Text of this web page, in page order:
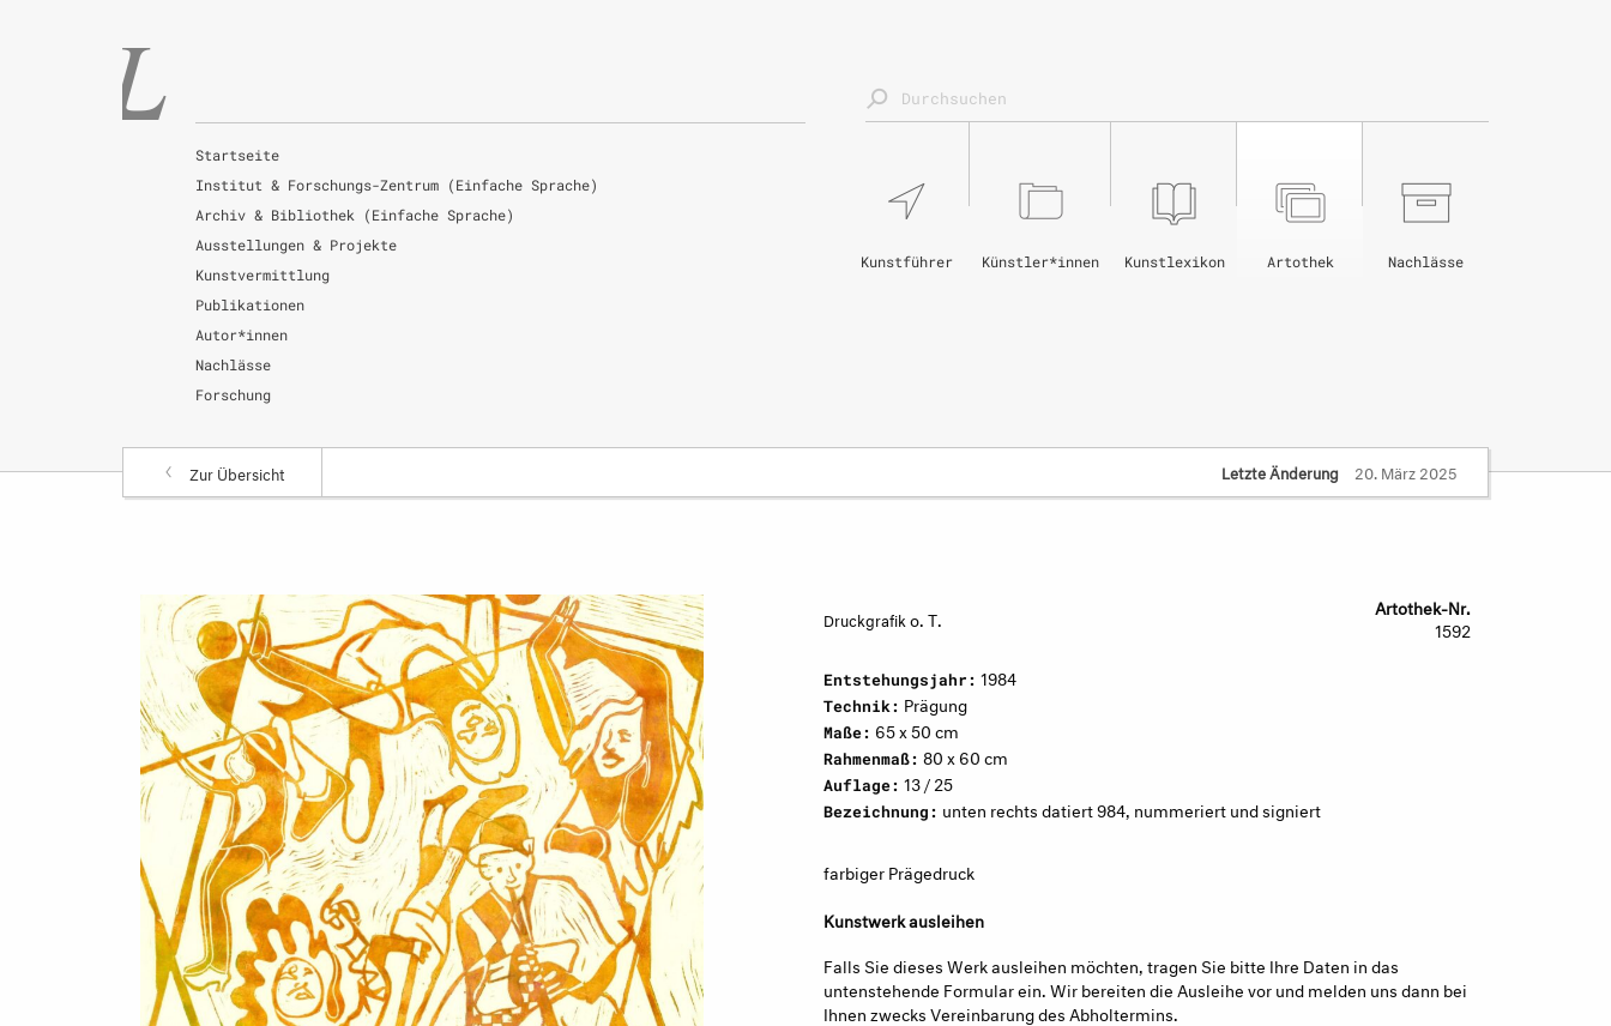
Startseite
Institut & Forschungs-Zentrum (Einfache Sprache)
Archiv & Bibliothek (Einfache Sprache)
Ausstellungen & Projekte
Kunstvermittlung
Publikationen
Autor*innen
Nachlässe
Forschung
Nachlässe
Artothek
Kunstlexikon
Künstler*innen
Kunstführer
Zur Übersicht Letzte Änderung 20. März 2025
Druckgrafik o. T.
Artothek-Nr.
1592
Entstehungsjahr: 1984
Technik: Prägung
Maße: 65 x 50 cm
Rahmenmaß: 80 x 60 cm
Auflage: 13 / 25
Bezeichnung: unten rechts datiert 984, nummeriert und signiert
farbiger Prägedruck
Kunstwerk ausleihen
Falls Sie dieses Werk ausleihen möchten, tragen Sie bitte Ihre Daten in das
untenstehende Formular ein. Wir bereiten die Ausleihe vor und melden uns dann bei
Ihnen zwecks Vereinbarung des Abholtermins.